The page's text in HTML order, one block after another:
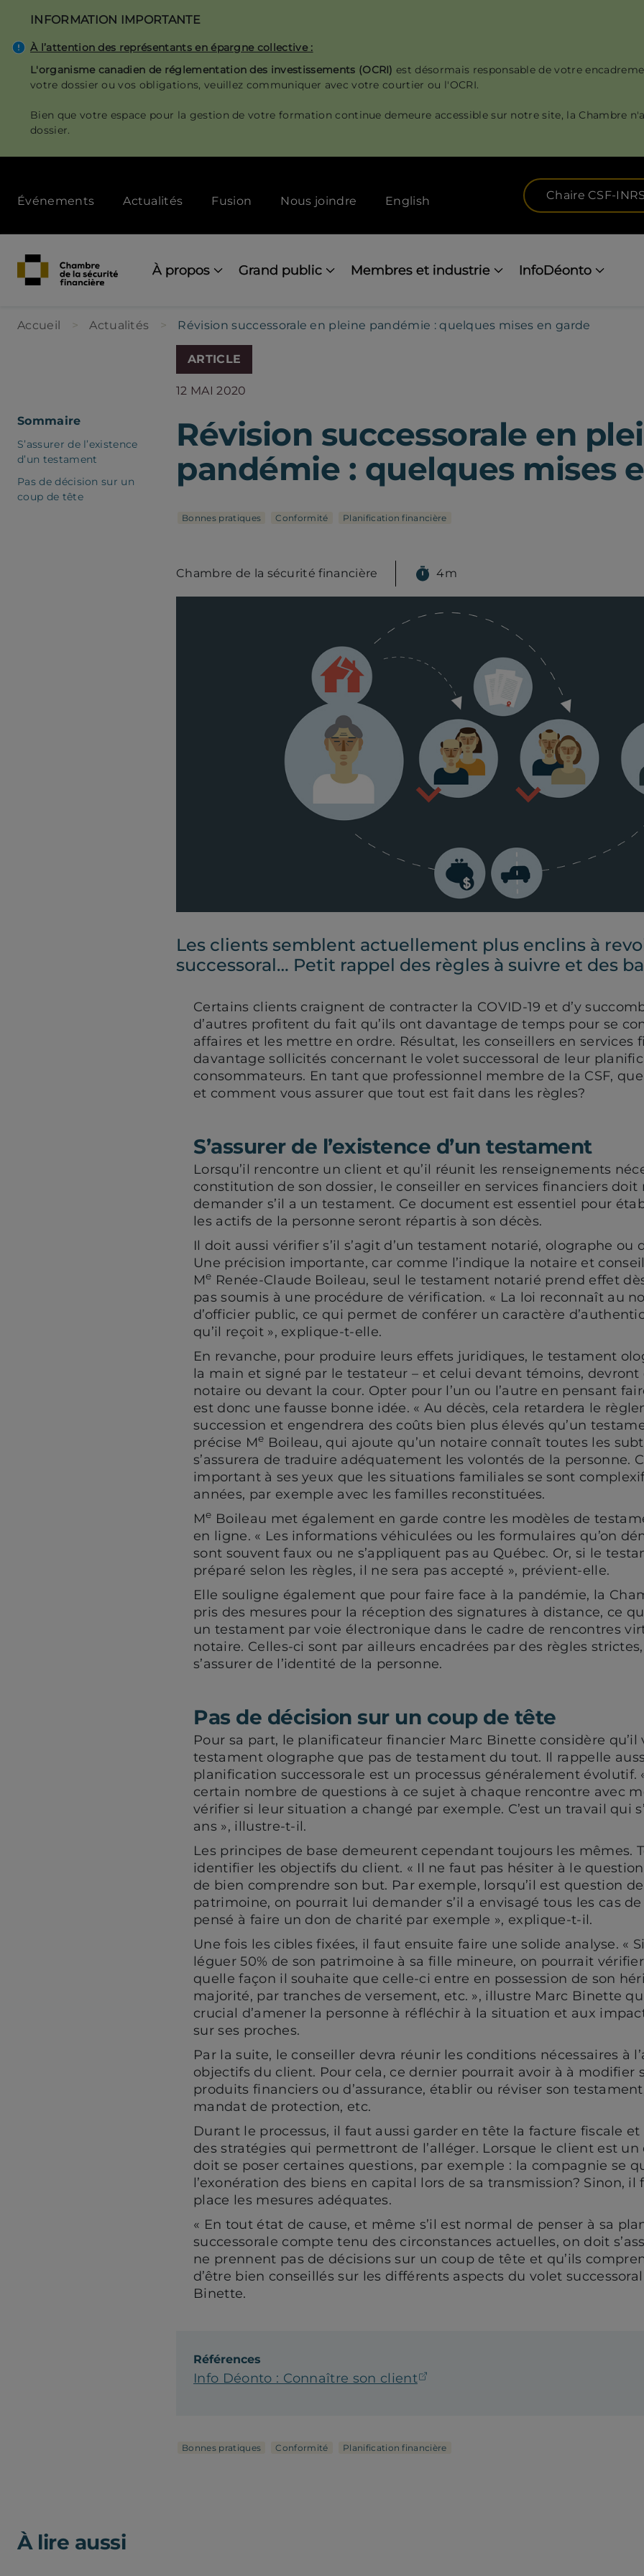
contenu
INFORMATION IMPORTANTE
À l’attention des représentants en épargne collective :
L'organisme canadien de réglementation des investissements (OCRI)est désormais responsable de votre
votre dossier ou vos obligations, veuillez communiquer avec votre courtier ou l'OCRI.
Bien que votre espace pour la gestion de votre formation continue demeure accessible sur notre site, la Chambre
dossier.
menu
[Desktop]
Événements Actualités Fusion Nous joindre English Chaire CSF-INRS
navigation
À propos Grand public Membres et industrie InfoDéonto
Accueil Actualités Révision successorale en pleine pandémie : quelques mises en garde
Sommaire
S’assurer de l’existence
d’un testament
Pas de décision sur un
coup de tête
ARTICLE
12 MAI 2020
Révision successorale en
pandémie : quelques mises
Bonnes pratiques Conformité Planification financière
Chambre de la sécurité financière 4m
Les clients semblent actuellement plus enclins à
successoral… Petit rappel des règles à suivre et des
Certains clients craignent de contracter la COVID-19 et d’y
d’autres profitent du fait qu’ils ont davantage de temps pour se
affaires et les mettre en ordre. Résultat, les conseillers en services
davantage sollicités concernant le volet successoral de leur
consommateurs. En tant que professionnel membre de la CSF,
et comment vous assurer que tout est fait dans les règles?
S’assurer de l’existence d’un testament
Lorsqu’il rencontre un client et qu’il réunit les renseignements
constitution de son dossier, le conseiller en services financiers
demander s’il a un testament. Ce document est essentiel pour
les actifs de la personne seront répartis à son décès.
Il doit aussi vérifier s’il s’agit d’un testament notarié, olographe ou
Une précision importante, car comme l’indique la notaire et
Me Renée-Claude Boileau, seul le testament notarié prend effet
pas soumis à une procédure de vérification. « La loi reconnaît au
d’officier public, ce qui permet de conférer un caractère
qu’il reçoit », explique-t-elle.
En revanche, pour produire leurs effets juridiques, le testament
la main et signé par le testateur – et celui devant témoins, devront
notaire ou devant la cour. Opter pour l’un ou l’autre en pensant
est donc une fausse bonne idée. « Au décès, cela retardera le
succession et engendrera des coûts bien plus élevés qu’un
précise Me Boileau, qui ajoute qu’un notaire connaît toutes les
s’assurera de traduire adéquatement les volontés de la personne.
important à ses yeux que les situations familiales se sont
années, par exemple avec les familles reconstituées.
Me Boileau met également en garde contre les modèles de
en ligne. « Les informations véhiculées ou les formulaires qu’on
sont souvent faux ou ne s’appliquent pas au Québec. Or, si le
préparé selon les règles, il ne sera pas accepté », prévient-elle.
Elle souligne également que pour faire face à la pandémie, la
pris des mesures pour la réception des signatures à distance, ce
un testament par voie électronique dans le cadre de rencontres
notaire. Celles-ci sont par ailleurs encadrées par des règles
s’assurer de l’identité de la personne.
Pas de décision sur un coup de tête
Pour sa part, le planificateur financier Marc Binette considère
testament olographe que pas de testament du tout. Il rappelle
planification successorale est un processus généralement évolutif.
certain nombre de questions à ce sujet à chaque rencontre avec
vérifier si leur situation a changé par exemple. C’est un travail qui
ans », illustre-t-il.
Les principes de base demeurent cependant toujours les mêmes.
identifier les objectifs du client. « Il ne faut pas hésiter à le
de bien comprendre son but. Par exemple, lorsqu’il est question
patrimoine, on pourrait lui demander s’il a envisagé tous les cas de
pensé à faire un don de charité par exemple », explique-t-il.
Une fois les cibles fixées, il faut ensuite faire une solide analyse. «
léguer 50% de son patrimoine à sa fille mineure, on pourrait
quelle façon il souhaite que celle-ci entre en possession de son
majorité, par tranches de versement, etc. », illustre Marc Binette
crucial d’amener la personne à réfléchir à la situation et aux
sur ses proches.
Par la suite, le conseiller devra réunir les conditions nécessaires à
objectifs du client. Pour cela, ce dernier pourrait avoir à à modifier
produits financiers ou d’assurance, établir ou réviser son
mandat de protection, etc.
Durant le processus, il faut aussi garder en tête la facture fiscale
des stratégies qui permettront de l’alléger. Lorsque le client est
doit se poser certaines questions, par exemple : la compagnie se
l’exonération des biens en capital lors de sa transmission? Sinon,
place les mesures adéquates.
« En tout état de cause, et même s’il est normal de penser à sa
successorale compte tenu des circonstances actuelles, on doit
ne prennent pas de décisions sur un coup de tête et qu’ils
d’être bien conseillés sur les différents aspects du volet
Binette.
Références
Info Déonto : Connaître son client
Bonnes pratiques Conformité Planification financière
À lire aussi